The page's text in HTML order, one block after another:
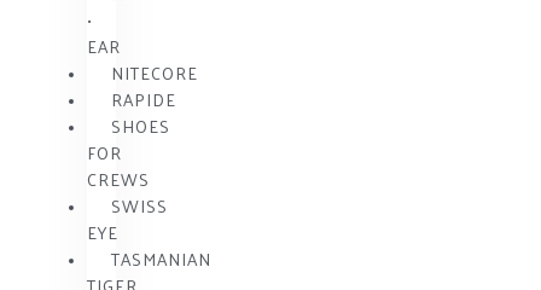
•
EAR
NITECORE
RAPIDE
SHOES
FOR
CREWS
SWISS
EYE
TASMANIAN